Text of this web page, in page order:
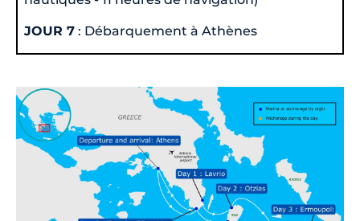
JOUR 7 : Débarquement à Athènes